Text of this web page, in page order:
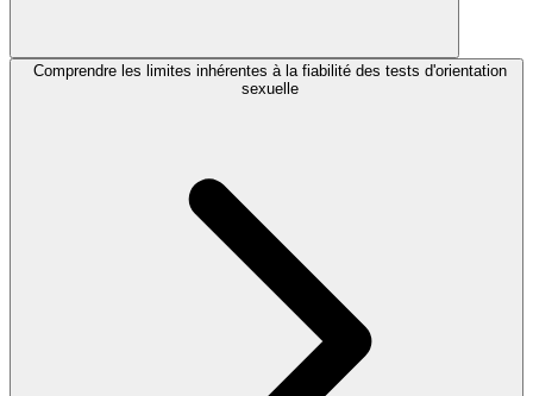
Comprendre les limites inhérentes à la fiabilité des tests d'orientation
sexuelle